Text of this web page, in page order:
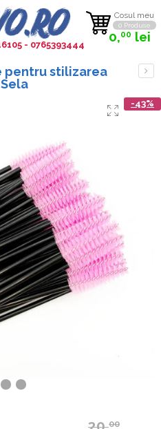
Cosul meu
0 Produse
0,00 lei
- 0765393444
pentru stilizarea
-43%
00